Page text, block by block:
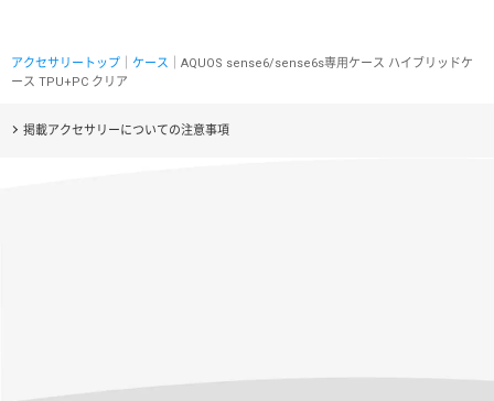
アクセサリートップ ケース ｜AQUOS sense6/sense6s専用ケース ハイブリッドケ
ース TPU+PC クリア
掲載アクセサリーについての注意事項